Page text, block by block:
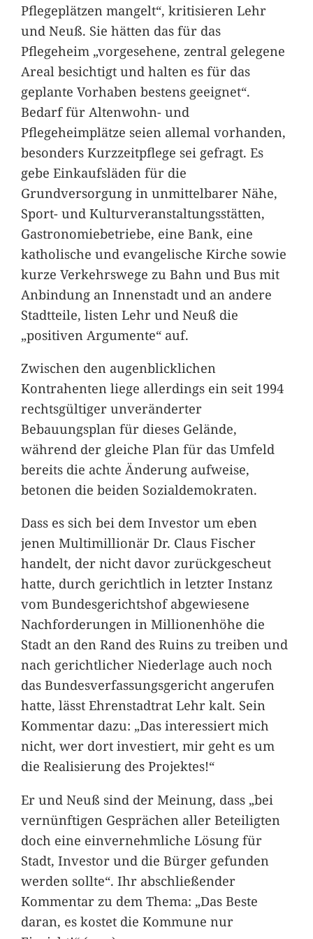
Pflegeplätzen mangelt“, kritisieren Lehr
und Neuß. Sie hätten das für das
Pflegeheim „vorgesehene, zentral gelegene
Areal besichtigt und halten es für das
geplante Vorhaben bestens geeignet“.
Bedarf für Altenwohn- und
Pflegeheimplätze seien allemal vorhanden,
besonders Kurzzeitpflege sei gefragt. Es
gebe Einkaufsläden für die
Grundversorgung in unmittelbarer Nähe,
Sport- und Kulturveranstaltungsstätten,
Gastronomiebetriebe, eine Bank, eine
katholische und evangelische Kirche sowie
kurze Verkehrswege zu Bahn und Bus mit
Anbindung an Innenstadt und an andere
Stadtteile, listen Lehr und Neuß die
„positiven Argumente“ auf.
Zwischen den augenblicklichen
Kontrahenten liege allerdings ein seit 1994
rechtsgültiger unveränderter
Bebauungsplan für dieses Gelände,
während der gleiche Plan für das Umfeld
bereits die achte Änderung aufweise,
betonen die beiden Sozialdemokraten.
Dass es sich bei dem Investor um eben
jenen Multimillionär Dr. Claus Fischer
handelt, der nicht davor zurückgescheut
hatte, durch gerichtlich in letzter Instanz
vom Bundesgerichtshof abgewiesene
Nachforderungen in Millionenhöhe die
Stadt an den Rand des Ruins zu treiben und
nach gerichtlicher Niederlage auch noch
das Bundesverfassungsgericht angerufen
hatte, lässt Ehrenstadtrat Lehr kalt. Sein
Kommentar dazu: „Das interessiert mich
nicht, wer dort investiert, mir geht es um
die Realisierung des Projektes!“
Er und Neuß sind der Meinung, dass „bei
vernünftigen Gesprächen aller Beteiligten
doch eine einvernehmliche Lösung für
Stadt, Investor und die Bürger gefunden
werden sollte“. Ihr abschließender
Kommentar zu dem Thema: „Das Beste
daran, es kostet die Kommune nur